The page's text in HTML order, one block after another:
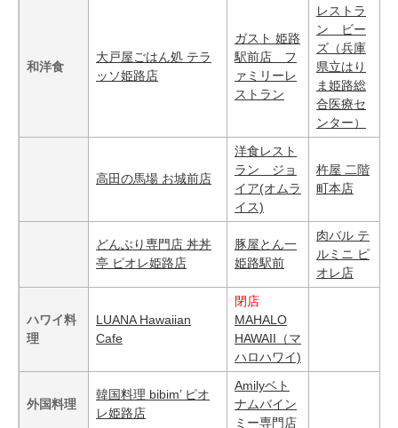
和洋食
大戸屋ごはん処 テラ
ッソ姫路店
ガスト 姫路
駅前店 フ
ァミリーレ
ストラン
レストラ
ン ビー
ズ（兵庫
県立はり
ま姫路総
合医療セ
ンター）
高田の馬場 お城前店
洋食レスト
ラン ジョ
イア(オムラ
イス)
杵屋 二階
町本店
どんぶり専門店 丼丼
亭 ピオレ姫路店
豚屋とん一
姫路駅前
肉バル テ
ルミニ ピ
オレ店
ハワイ料
理
LUANA Hawaiian
Cafe
閉店
MAHALO
HAWAII（マ
ハロハワイ)
外国料理
韓国料理 bibim’ ピオ
レ姫路店
Amilyベト
ナムバイン
ミー専門店